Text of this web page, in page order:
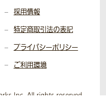
採用情報
特定商取引法の表記
プライバシーポリシー
ご利用環境
Inc. All rights reserved.